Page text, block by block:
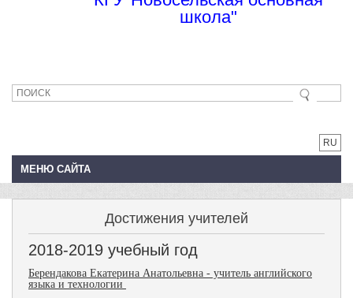
школа"
RU
МЕНЮ САЙТА
Достижения учителей
2018-2019 учебный год
Берендакова Екатерина Анатольевна - учитель английского
языка и технологии